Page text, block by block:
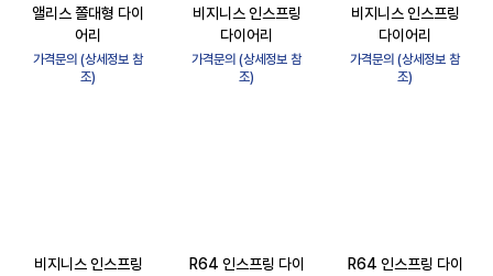
앨리스 쫄대형 다이
어리
가격문의 (상세정보 참
조)
비지니스 인스프링
다이어리
가격문의 (상세정보 참
조)
비지니스 인스프링
다이어리
가격문의 (상세정보 참
조)
비지니스 인스프링
R64 인스프링 다이
R64 인스프링 다이